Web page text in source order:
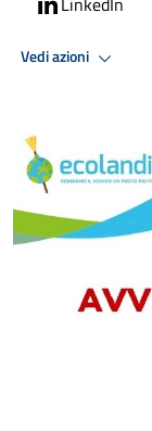
Vedi azioni